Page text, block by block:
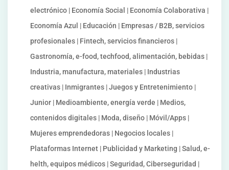
electrónico | Economía Social | Economía Colaborativa |
Economía Azul | Educación | Empresas / B2B, servicios
profesionales | Fintech, servicios financieros |
Gastronomía, e-food, techfood, alimentación, bebidas |
Industria, manufactura, materiales | Industrias
creativas | Inmigrantes | Juegos y Entretenimiento |
Junior | Medioambiente, energía verde | Medios,
contenidos digitales | Moda, diseño | Móvil/Apps |
Mujeres emprendedoras | Negocios locales |
Plataformas Internet | Publicidad y Marketing | Salud, e-
helth, equipos médicos | Seguridad, Ciberseguridad |